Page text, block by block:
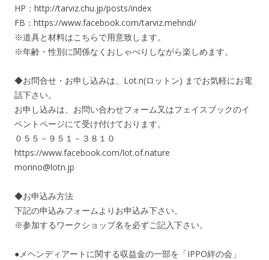
HP：http://tarviz.chu.jp/posts/index
FB：https://www.facebook.com/tarviz.mehndi/
※道具と材料はこちらで用意致します。
※年齢・性別に関係なくおしゃべりしながら楽しめます。
◆お問合せ・お申し込みは、Lot.n(ロットン) までお気軽にお電
話下さい。
お申し込みは、お問い合わせフォーム又はフェイスブックのイ
ベントページにて受け付けております。
０５５－９５１－３８１０
https://www.facebook.com/lot.of.nature
morino@lotn.jp
◆お申込み方法
下記の申込みフォームよりお申込み下さい。
※参加するワークショップ名を必ずご記入下さい。
●メヘンディアートに関する収益金の一部を「IPPO絆の会」